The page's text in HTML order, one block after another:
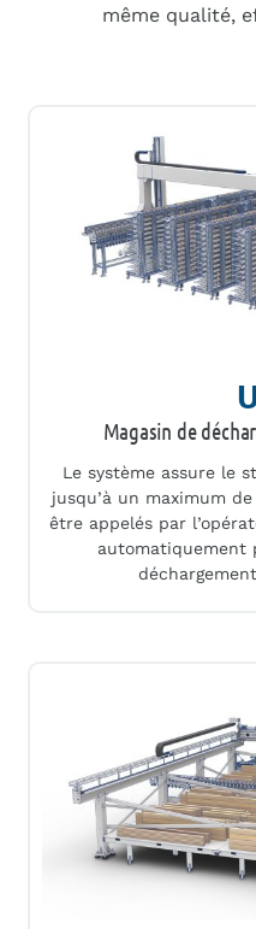
même qualité,
Magasin de
Le système assure le
jusqu’à un maximum
être appelés par
automatiquement